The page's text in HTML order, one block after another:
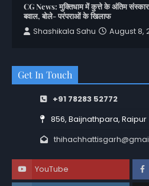
CG News: मुक्तिधाम में कुत्ते के अंतिम
बवाल, बोले- परंपराओं के खिलाफ
Shashikala Sahu
August 8,
Get In Touch
+91 78283 52772
856, Baijnathpara, Raipur
YouTube